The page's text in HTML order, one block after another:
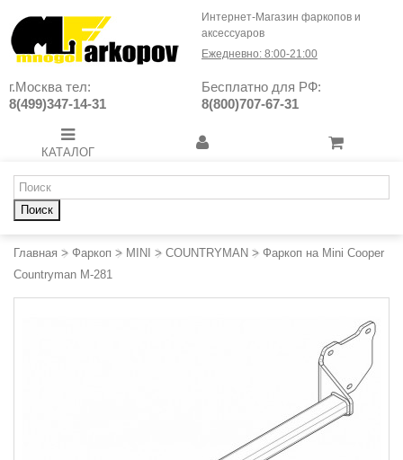
Интернет-Магазин фаркопов и
аксессуаров
Ежедневно: 8:00-21:00
г.Москва тел:
8(499)347-14-31
Бесплатно для РФ:
8(800)707-67-31
КАТАЛОГ
Поиск
Главная > Фаркоп > MINI > COUNTRYMAN > Фаркоп на Mini Cooper
Countryman M-281